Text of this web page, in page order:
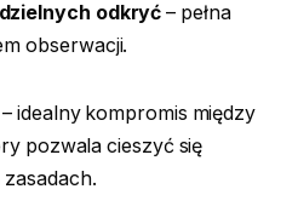
odkryć – pełna
obserwacji.
– idealny kompromis między
pozwala cieszyć się